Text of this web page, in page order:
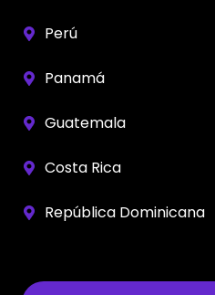
Perú
Panamá
Guatemala
Costa Rica
República Dominicana